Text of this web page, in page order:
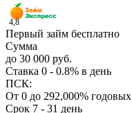
4,8
Первый займ бесплатно
Сумма
до 30 000 руб.
Ставка 0 - 0.8% в день
ПСК:
От 0 до 292,000% годовых
Срок 7 - 31 день